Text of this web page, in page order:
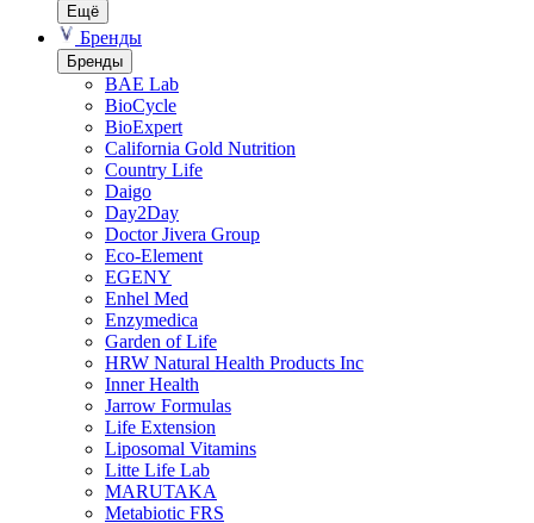
Ещё
Бренды
Бренды
BAE Lab
BioCycle
BioExpert
California Gold Nutrition
Country Life
Daigo
Day2Day
Doctor Jivera Group
Eco-Element
EGENY
Enhel Med
Enzymedica
Garden of Life
HRW Natural Health Products Inc
Inner Health
Jarrow Formulas
Life Extension
Liposomal Vitamins
Litte Life Lab
MARUTAKA
Metabiotic FRS